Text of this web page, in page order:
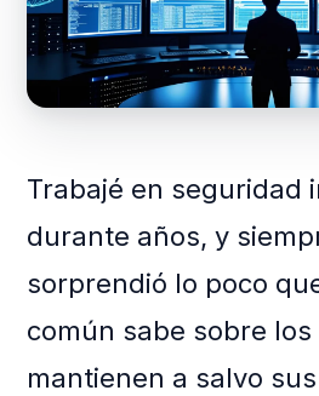
Trabajé en seguridad
durante años, y
sorprendió lo poco
común sabe sobre
mantienen a salvo